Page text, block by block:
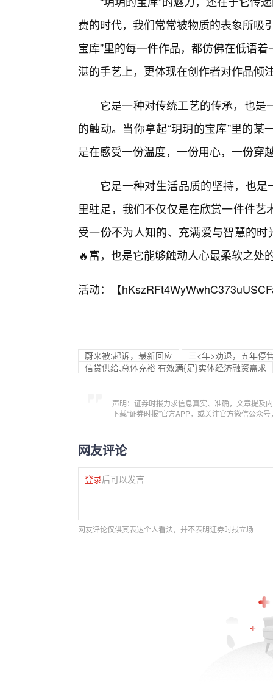
费的时代，我们常常被物质的表象所吸
宝库”里的每一件作品，都仿佛在低语
湛的手艺上，更体现在创作者对作品倾
它是一种对传统工艺的传承，也
的触动。当你拿起“玥玥的宝库”里的
是在感受一份温度，一份用心，一份穿
它是一种对生活品质的坚持，也是
里驻足，我们不仅仅是在欣赏一件件
受一份不为人知的、充满爱与智慧的
🔥富，也是它能够触动人心最柔软之处
活动：【
蔚来被:起诉，最新回应
三<年>劝退，五年停
信贷供给,总体充裕 有效满{足}实体经济融资需求
声明：证券时报力求信息真实、准确，文章提及
下载“证券时报”官方APP，或关注官方微信公众
网友评论
登录后可以发言
网友评论仅供其表达个人看法，并不表明证券时报立场